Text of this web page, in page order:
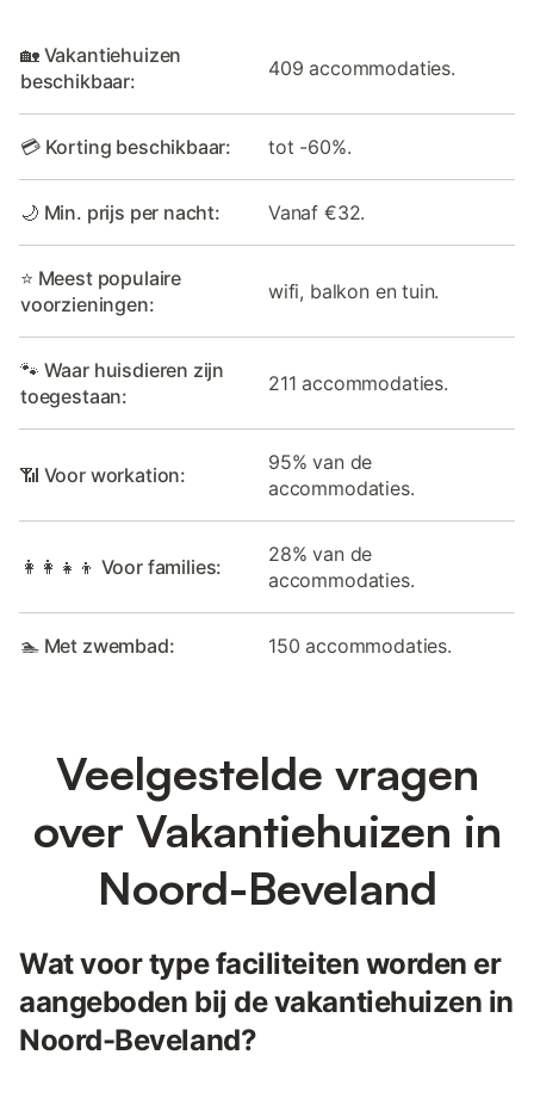
🏡 Vakantiehuizen
beschikbaar:
409 accommodaties.
💳 Korting beschikbaar: tot -60%.
🌙 Min. prijs per nacht: Vanaf €32.
⭐ Meest populaire
voorzieningen:
wifi, balkon en tuin.
🐾 Waar huisdieren zijn
toegestaan:
211 accommodaties.
📶 Voor workation:
95% van de
accommodaties.
👩‍👩‍👧‍👦 Voor families:
28% van de
accommodaties.
🏊 Met zwembad: 150 accommodaties.
Veelgestelde vragen
over Vakantiehuizen in
Noord-Beveland
Wat voor type faciliteiten worden er
aangeboden bij de vakantiehuizen in
Noord-Beveland?